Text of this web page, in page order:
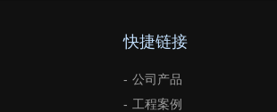
快捷链接
公司产品
工程案例